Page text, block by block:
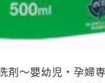
剤～嬰幼児・孕婦